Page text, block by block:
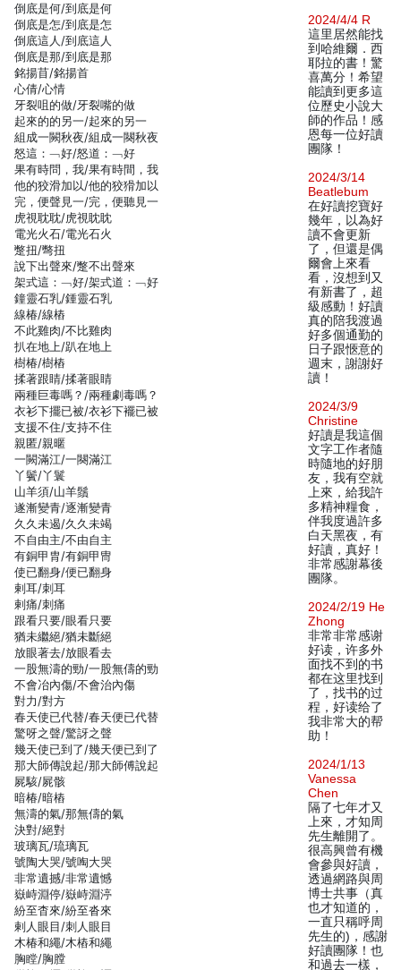
倒底是何/到底是何
倒底是怎/到底是怎
倒底這人/到底這人
倒底是那/到底是那
銘揚苜/銘揚首
心倩/心情
牙裂咀的做/牙裂嘴的做
起來的的另一/起來的另一
組成一闕秋夜/組成一闋秋夜
怒這：﹁好/怒道：﹁好
果有時問，我/果有時間，我
他的狡滑加以/他的狡猾加以
完，便聲見一/完，便聽見一
虎視耽耽/虎視眈眈
電光火石/電光石火
蹩扭/彆扭
說下出聲來/蹩不出聲來
架式這：﹁好/架式道：﹁好
鐘靈石乳/鍾靈石乳
線椿/線樁
不此雞肉/不比雞肉
扒在地上/趴在地上
樹椿/樹樁
揉著跟睛/揉著眼睛
兩種巨毒嗎？/兩種劇毒嗎？
衣衫下擺已被/衣衫下襬已被
支援不住/支持不住
親匿/親暱
一闕滿江/一闋滿江
丫鬢/丫鬟
山羊須/山羊鬚
遂漸變青/逐漸變青
久久未遏/久久未竭
不自由主/不由自主
有銅甲胄/有銅甲冑
使已翻身/便已翻身
剌耳/刺耳
剌痛/刺痛
跟看只要/眼看只要
猶未繼絕/猶未斷絕
放眼著去/放眼看去
一股無濤的勁/一股無儔的勁
不會冶內傷/不會治內傷
對力/對方
春天使已代替/春天便已代替
驚呀之聲/驚訝之聲
幾天使已到了/幾天便已到了
那大師傳說起/那大師傅說起
屍駭/屍骸
暗椿/暗樁
無濤的氣/那無儔的氣
決對/絕對
玻璃瓦/琉璃瓦
號陶大哭/號啕大哭
非常遺撼/非常遺憾
嶽峙淵停/嶽峙淵渟
紛至杳來/紛至沓來
剌人眼目/刺人眼目
木椿和繩/木樁和繩
胸瞠/胸膛
2024/4/4 R
這里居然能找
到哈維爾．西
耶拉的書！驚
喜萬分！希望
能讀到更多這
位歷史小說大
師的作品！感
恩每一位好讀
團隊！
2024/3/14
Beatlebum
在好讀挖寶好
幾年，以為好
讀不會更新
了，但還是偶
爾會上來看
看，沒想到又
有新書了，超
級感動！好讀
真的陪我渡過
好多個通勤的
日子跟愜意的
週末，謝謝好
讀！
2024/3/9
Christine
好讀是我這個
文字工作者隨
時隨地的好朋
友，我有空就
上來，給我許
多精神糧食，
伴我度過許多
白天黑夜，有
好讀，真好！
非常感謝幕後
團隊。
2024/2/19 He
Zhong
非常非常感谢
好读，许多外
面找不到的书
都在这里找到
了，找书的过
程，好读给了
我非常大的帮
助！
2024/1/13
Vanessa
Chen
隔了七年才又
上來，才知周
先生離開了。
很高興曾有機
會參與好讀，
透過網路與周
博士共事（真
也才知道的，
一直只稱呼周
先生的)，感謝
好讀團隊！也
和過去一樣，